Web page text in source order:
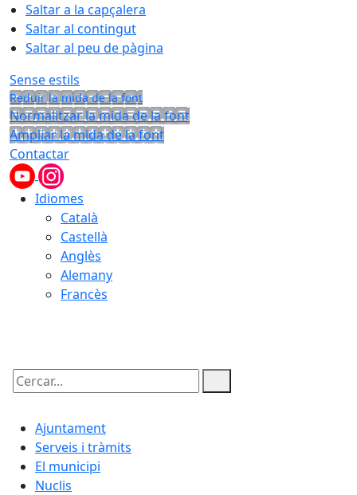
Saltar a la capçalera
Saltar al contingut
Saltar al peu de pàgina
Sense estils
Reduir la mida de la font
Normalitzar la mida de la font
Ampliar la mida de la font
Contactar
Idiomes
Català
Castellà
Anglès
Alemany
Francès
Cercar:
Ajuntament
Serveis i tràmits
El municipi
Nuclis